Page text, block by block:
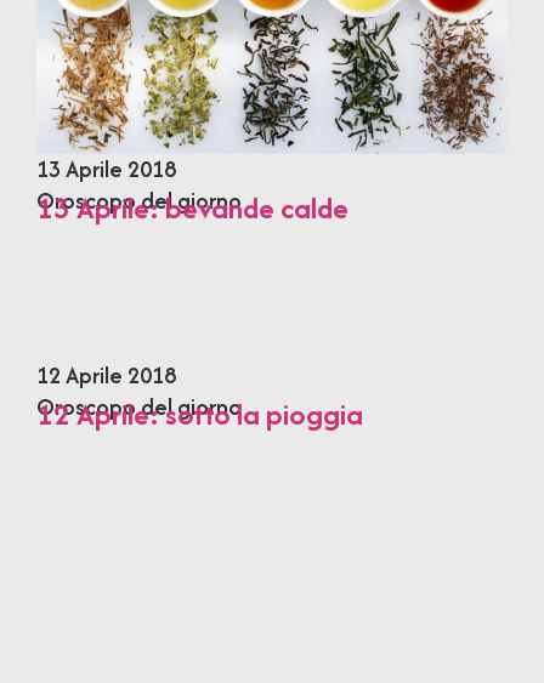
13 Aprile 2018
Oroscopo del giorno
13 Aprile: bevande calde
12 Aprile 2018
Oroscopo del giorno
12 Aprile: sotto la pioggia